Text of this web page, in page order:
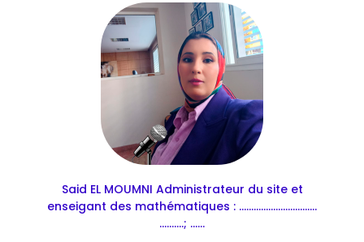
Said EL MOUMNI Administrateur du site et
enseigant des mathématiques : ................................
..........; ......